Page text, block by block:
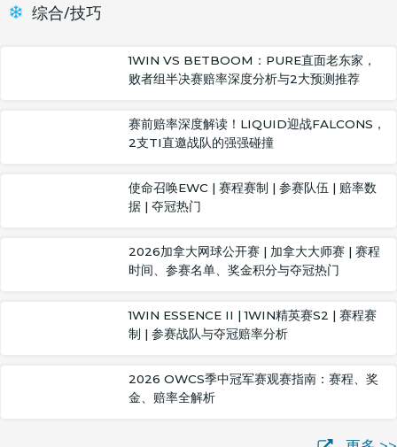
综合/技巧
1WIN VS BETBOOM：PURE直面老东家，
败者组半决赛赔率深度分析与2大预测推荐
赛前赔率深度解读！LIQUID迎战FALCONS，
2支TI直邀战队的强强碰撞
使命召唤EWC | 赛程赛制 | 参赛队伍 | 赔率数
据 | 夺冠热门
2026加拿大网球公开赛 | 加拿大大师赛 | 赛程
时间、参赛名单、奖金积分与夺冠热门
1WIN ESSENCE II | 1WIN精英赛S2 | 赛程赛
制 | 参赛战队与夺冠赔率分析
2026 OWCS季中冠军赛观赛指南：赛程、奖
金、赔率全解析